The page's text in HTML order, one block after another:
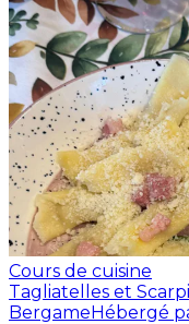
Cours de cuisine
Tagliatelles et
BergameHébergé